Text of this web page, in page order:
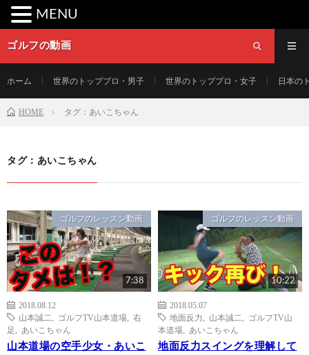
ゴルフの動画
ホーム 世界のトッププロ・男子 世界のトッププロ・女子 日本の
HOME タグ：あいこちゃん
タグ：あいこちゃん
ゴルフのレッスン動画
7:38
2018.08.12
山本誠二
ゴルフTV山本道場
右
足
あいこちゃん
山本道場の空手少女・あいこ
ゴルフのレッスン動画
10:22
2018.05.07
地面反力
山本誠二
ゴルフTV山
本道場
あいこちゃん
地面反力スイングを理解して
MENU